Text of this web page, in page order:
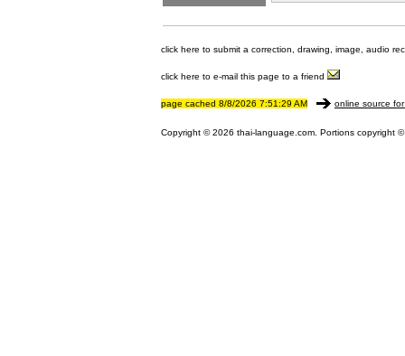
click here to submit a correction, drawing, image, audio
click here to e-mail this page to a friend
page cached 8/8/2026 7:51:29 AM online source
Copyright © 2026 thai-language.com. Portions copyright